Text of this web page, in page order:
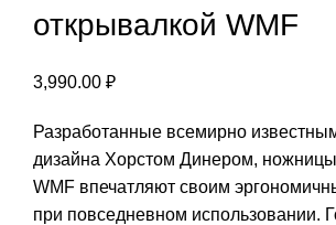
открывалкой WMF
3,990.00 ₽
Разработанные всемирно
дизайна Хорстом Динером,
WMF впечатляют своим
при повседневном использовании.